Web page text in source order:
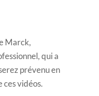
Marck,
qui a
prévenu en
ces vidéos.